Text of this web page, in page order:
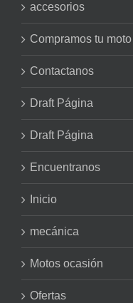
accesorios
Compramos tu moto
Contactanos
Draft Página
Draft Página
Encuentranos
Inicio
mecánica
Motos ocasión
Ofertas